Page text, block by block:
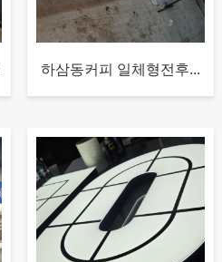
하삼동커피 일체형전후...